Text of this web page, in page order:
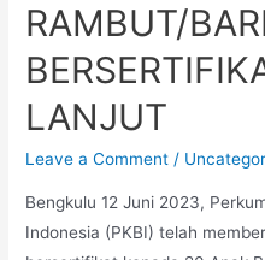
RAMBUT/
LANJUT
Leave a Comment /
Bengkulu 12 Juni 2023,
Indonesia (PKBI) telah